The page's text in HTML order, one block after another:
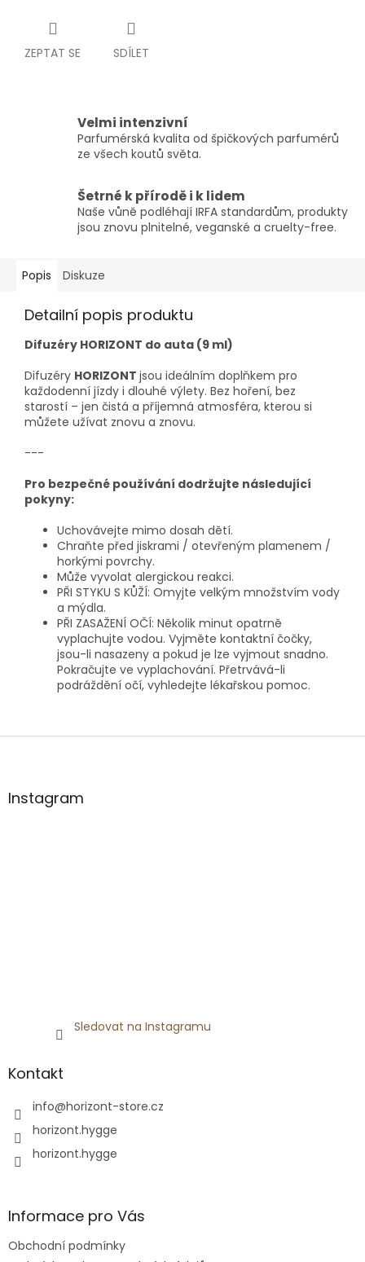
ZEPTAT SE SDÍLET
Velmi intenzivní
Parfumérská kvalita od špičkových parfumérů
ze všech koutů světa.
Šetrné k přírodě i k lidem
Naše vůně podléhají IRFA standardům, produkty
jsou znovu plnitelné, veganské a cruelty-free.
Popis Diskuze
Detailní popis produktu
Difuzéry HORIZONT do auta (9 ml)
Difuzéry HORIZONT jsou ideálním doplňkem pro
každodenní jízdy i dlouhé výlety. Bez hoření, bez
starostí – jen čistá a příjemná atmosféra, kterou si
můžete užívat znovu a znovu.
---
Pro bezpečné používání dodržujte následující
pokyny:
Uchovávejte mimo dosah dětí.
Chraňte před jiskrami / otevřeným plamenem /
horkými povrchy.
Může vyvolat alergickou reakci.
PŘI STYKU S KŮŽÍ: Omyjte velkým množstvím vody
a mýdla.
PŘI ZASAŽENÍ OČÍ: Několik minut opatrně
vyplachujte vodou. Vyjměte kontaktní čočky,
jsou-li nasazeny a pokud je lze vyjmout snadno.
Pokračujte ve vyplachování. Přetrvává-li
podráždění očí, vyhledejte lékařskou pomoc.
Z
aInstagram
Sledovat na Instagramu
Kontakt
info@horizont-store.cz
horizont.hygge
horizont.hygge
Informace pro Vás
Obchodní podmínky